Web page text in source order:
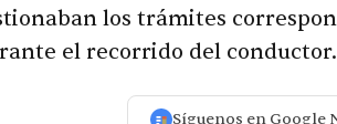
los trámites
el recorrido del conductor.
Síguenos en Google